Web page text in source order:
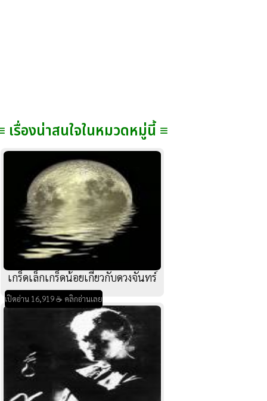
เรื่องน่าสนใจในหมวดหมู่นี้ ≡
เกร็ดเล็กเกร็ดน้อยเกี่ยวกับดวงจันทร์
เปิดอ่าน 16,919 ☕ คลิกอ่านเลย